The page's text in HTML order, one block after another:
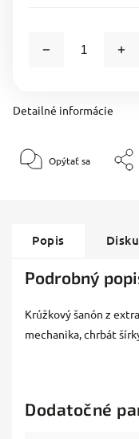
Detailné informácie
Opýtať sa
Popis
Podrobný
Krúžkový šanón z
mechanika, chrbát
Dodatočné